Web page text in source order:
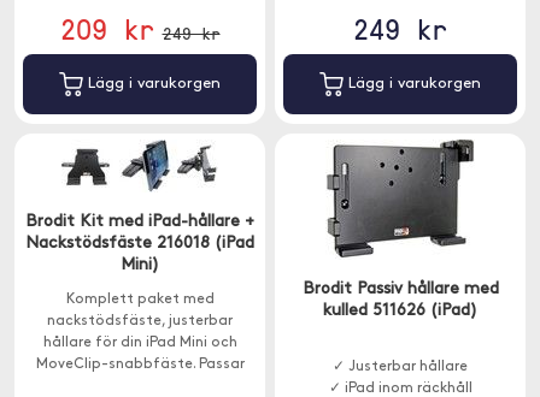
209 kr 249 kr
Lägg i varukorgen
249 kr
Lägg i varukorgen
Brodit Kit med iPad-hållare +
Nackstödsfäste 216018 (iPad
Mini)
Komplett paket med
nackstödsfäste, justerbar
hållare för din iPad Mini och
MoveClip-snabbfäste. Passar
Brodit Passiv hållare med
kulled 511626 (iPad)
✓ Justerbar hållare
✓ iPad inom räckhåll